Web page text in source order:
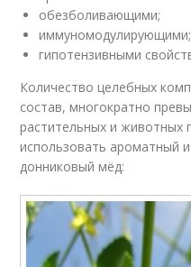
обезболивающими;
иммуномодулирующими;
гипотензивными
Количество целебных
состав, многократно
растительных и животных
использовать ароматный
донниковый мёд: